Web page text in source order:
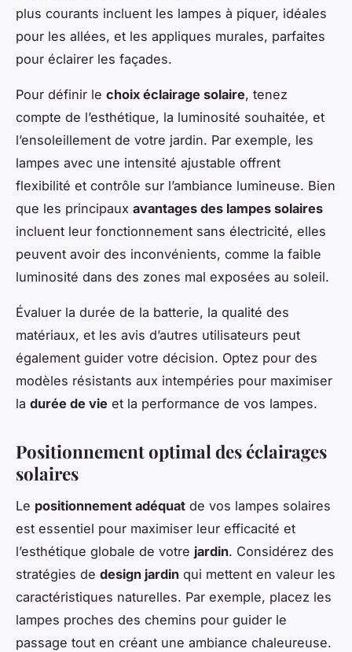
plus courants incluent les lampes à piquer, idéales
pour les allées, et les appliques murales, parfaites
pour éclairer les façades.
Pour définir le choix éclairage solaire, tenez
compte de l’esthétique, la luminosité souhaitée, et
l’ensoleillement de votre jardin. Par exemple, les
lampes avec une intensité ajustable offrent
flexibilité et contrôle sur l’ambiance lumineuse. Bien
que les principaux avantages des lampes solaires
incluent leur fonctionnement sans électricité, elles
peuvent avoir des inconvénients, comme la faible
luminosité dans des zones mal exposées au soleil.
Évaluer la durée de la batterie, la qualité des
matériaux, et les avis d’autres utilisateurs peut
également guider votre décision. Optez pour des
modèles résistants aux intempéries pour maximiser
la durée de vie et la performance de vos lampes.
Positionnement optimal des éclairages
solaires
Le positionnement adéquat de vos lampes solaires
est essentiel pour maximiser leur efficacité et
l’esthétique globale de votre jardin. Considérez des
stratégies de design jardin qui mettent en valeur les
caractéristiques naturelles. Par exemple, placez les
lampes proches des chemins pour guider le
passage tout en créant une ambiance chaleureuse.